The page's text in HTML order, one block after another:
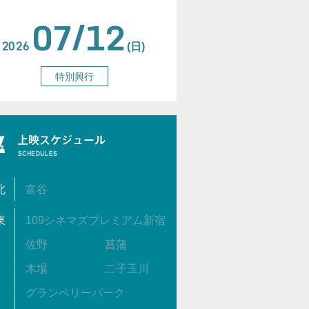
2026 07/12 (日)
特別興行
富谷
109シネマズプレミアム新宿
佐野 菖蒲
木場 二子玉川
グランベリーパーク